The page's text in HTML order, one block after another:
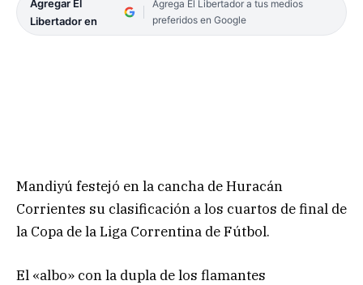
Agregar El
Libertador en
Agrega El Libertador a tus medios
preferidos en Google
Mandiyú festejó en la cancha de Huracán
Corrientes su clasificación a los cuartos de final de
la Copa de la Liga Correntina de Fútbol.
El «albo» con la dupla de los flamantes